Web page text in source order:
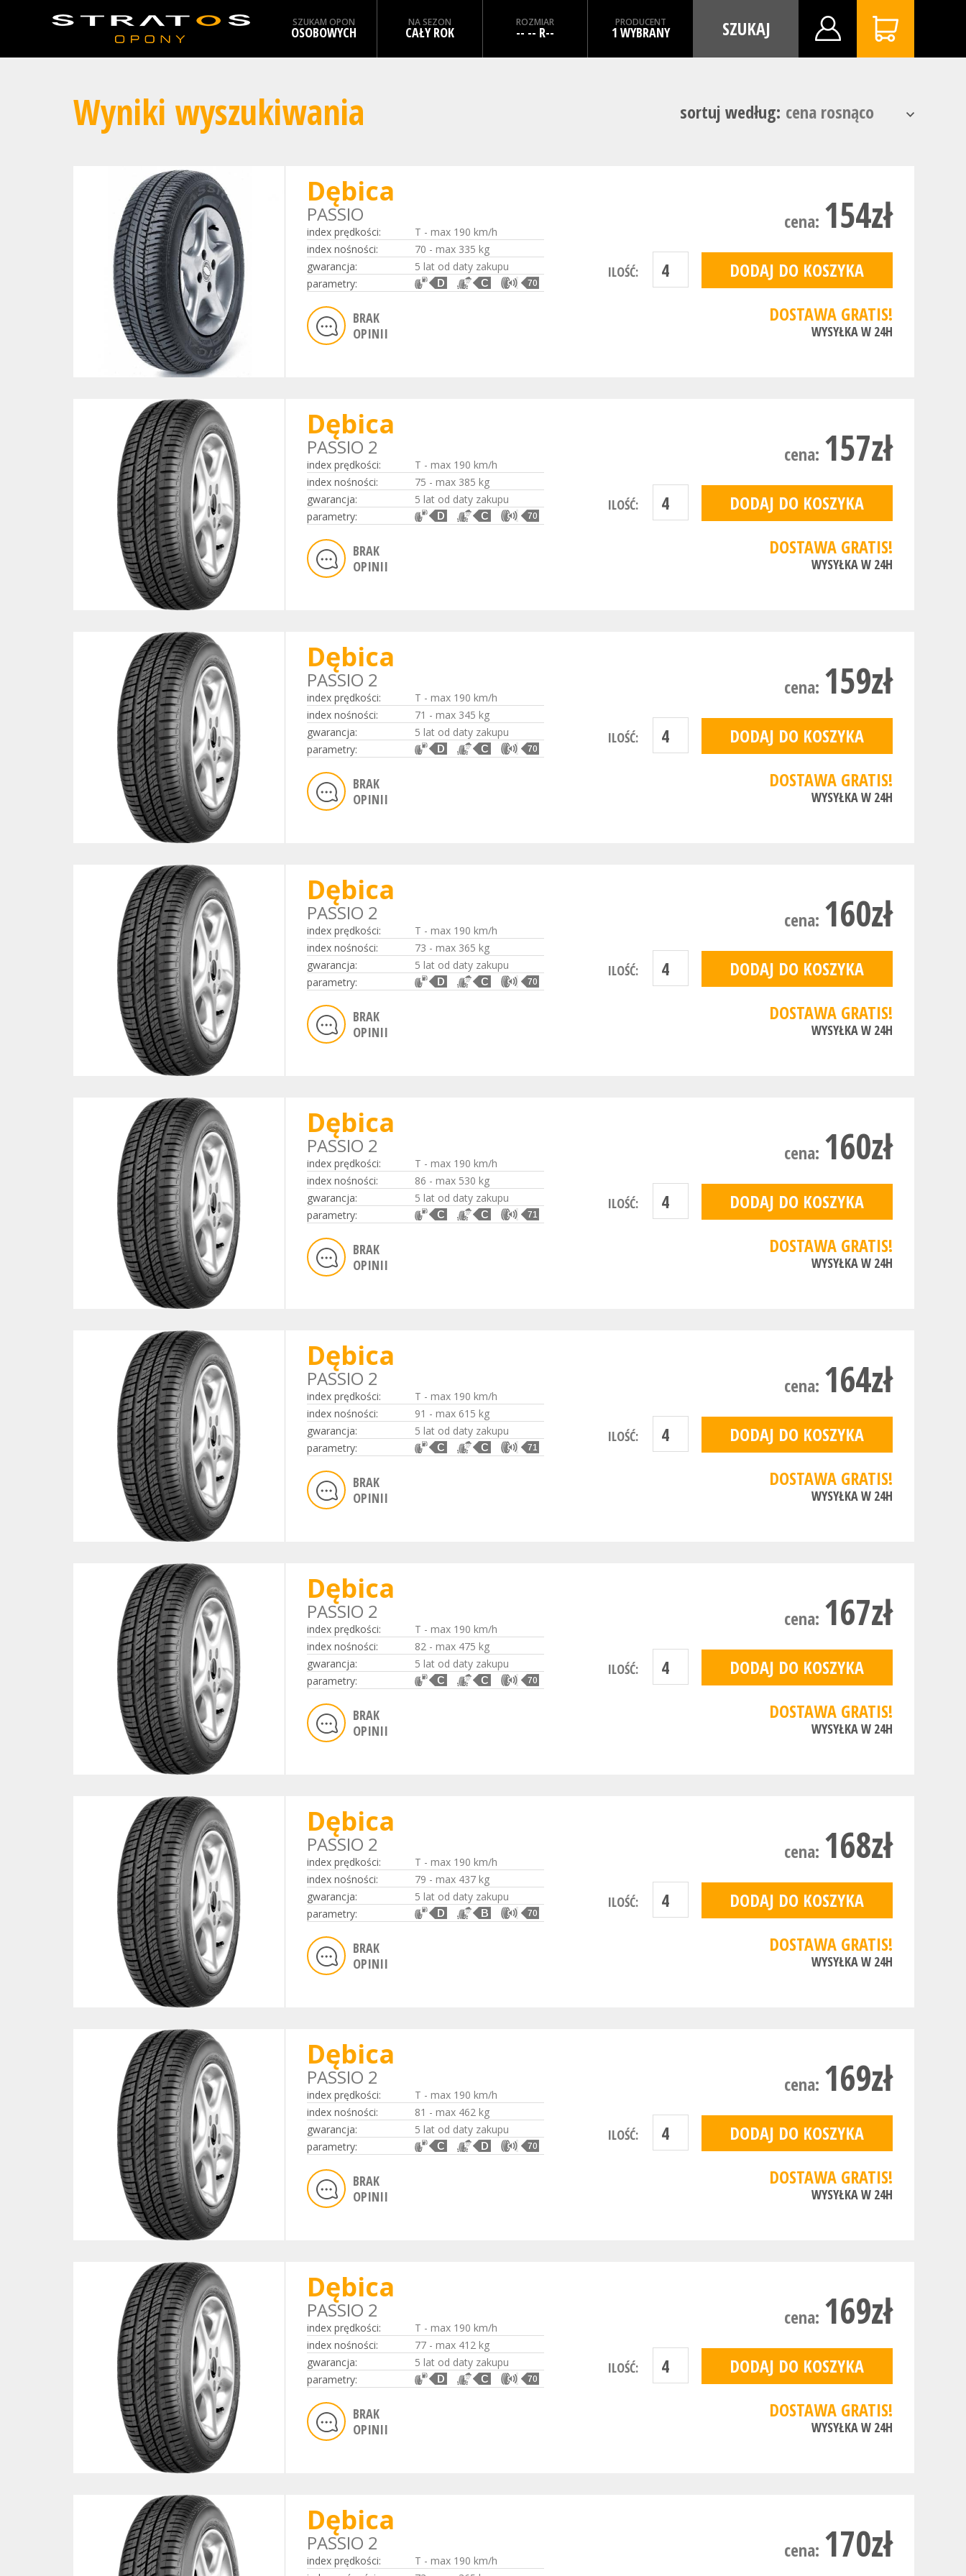
SZUKAM OPON
OSOBOWYCH
NA SEZON
CAŁY ROK
ROZMIAR
-- -- R--
PRODUCENT
1 WYBRANY SZUKAJ
Wyniki wyszukiwania sortuj według:
Dębica
PASSIO
index prędkości:
T - max 190 km/h
index nośności:
70 - max 335 kg
gwarancja:
5 lat od daty zakupu
parametry:
D C 70
BRAK
OPINII
cena: 154zł
ILOŚĆ:
DOSTAWA GRATIS!
WYSYŁKA W 24H
Dębica
PASSIO 2
index prędkości:
T - max 190 km/h
index nośności:
75 - max 385 kg
gwarancja:
5 lat od daty zakupu
parametry:
D C 70
BRAK
OPINII
cena: 157zł
ILOŚĆ:
DOSTAWA GRATIS!
WYSYŁKA W 24H
Dębica
PASSIO 2
index prędkości:
T - max 190 km/h
index nośności:
71 - max 345 kg
gwarancja:
5 lat od daty zakupu
parametry:
D C 70
BRAK
OPINII
cena: 159zł
ILOŚĆ:
DOSTAWA GRATIS!
WYSYŁKA W 24H
Dębica
PASSIO 2
index prędkości:
T - max 190 km/h
index nośności:
73 - max 365 kg
gwarancja:
5 lat od daty zakupu
parametry:
D C 70
BRAK
OPINII
cena: 160zł
ILOŚĆ:
DOSTAWA GRATIS!
WYSYŁKA W 24H
Dębica
PASSIO 2
index prędkości:
T - max 190 km/h
index nośności:
86 - max 530 kg
gwarancja:
5 lat od daty zakupu
parametry:
C C 71
BRAK
OPINII
cena: 160zł
ILOŚĆ:
DOSTAWA GRATIS!
WYSYŁKA W 24H
Dębica
PASSIO 2
index prędkości:
T - max 190 km/h
index nośności:
91 - max 615 kg
gwarancja:
5 lat od daty zakupu
parametry:
C C 71
BRAK
OPINII
cena: 164zł
ILOŚĆ:
DOSTAWA GRATIS!
WYSYŁKA W 24H
Dębica
PASSIO 2
index prędkości:
T - max 190 km/h
index nośności:
82 - max 475 kg
gwarancja:
5 lat od daty zakupu
parametry:
C C 70
BRAK
OPINII
cena: 167zł
ILOŚĆ:
DOSTAWA GRATIS!
WYSYŁKA W 24H
Dębica
PASSIO 2
index prędkości:
T - max 190 km/h
index nośności:
79 - max 437 kg
gwarancja:
5 lat od daty zakupu
parametry:
D B 70
BRAK
OPINII
cena: 168zł
ILOŚĆ:
DOSTAWA GRATIS!
WYSYŁKA W 24H
Dębica
PASSIO 2
index prędkości:
T - max 190 km/h
index nośności:
81 - max 462 kg
gwarancja:
5 lat od daty zakupu
parametry:
C D 70
BRAK
OPINII
cena: 169zł
ILOŚĆ:
DOSTAWA GRATIS!
WYSYŁKA W 24H
Dębica
PASSIO 2
index prędkości:
T - max 190 km/h
index nośności:
77 - max 412 kg
gwarancja:
5 lat od daty zakupu
parametry:
D C 70
BRAK
OPINII
cena: 169zł
ILOŚĆ:
DOSTAWA GRATIS!
WYSYŁKA W 24H
Dębica
PASSIO 2
index prędkości:
T - max 190 km/h
cena: 170zł